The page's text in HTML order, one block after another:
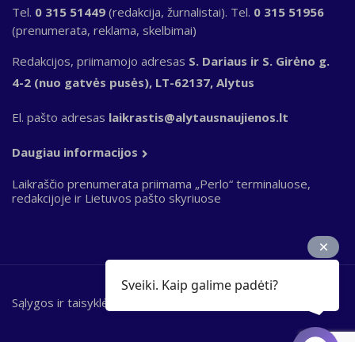
Tel. 0 315 51449 (redakcija, žurnalistai). Tel. 0 315 51956
(prenumerata, reklama, skelbimai)
Redakcijos, priimamojo adresas S. Dariaus ir S. Girėno g.
4-2 (nuo gatvės pusės), LT-62137, Alytus
El. pašto adresas laikrastis@alytausnaujienos.lt
Daugiau informacijos
Laikraščio prenumerata priimama „Perlo“ terminaluose,
redakcijoje ir Lietuvos pašto skyriuose
Bottom
Sąlygos ir taisyklės
Sveiki. Kaip galime padėti?